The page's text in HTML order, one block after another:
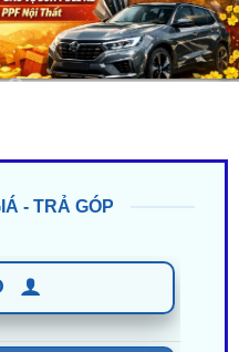
- TRẢ GÓP